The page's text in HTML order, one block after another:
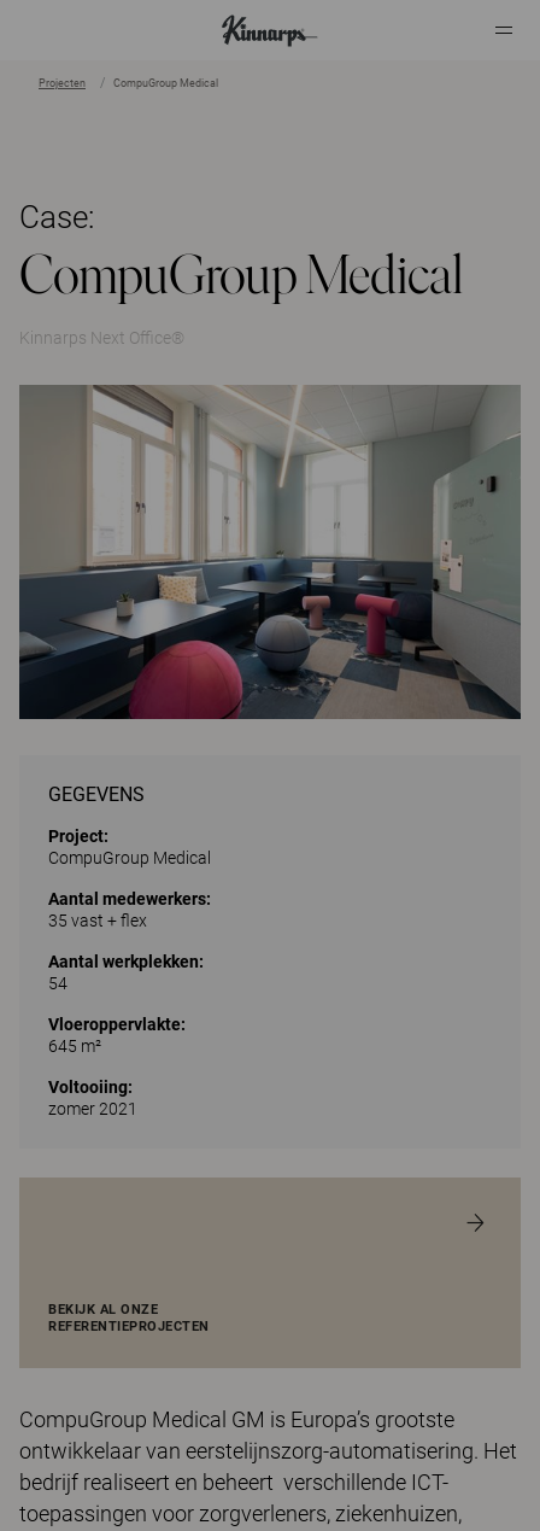
Projecten CompuGroup Medical
Case:
CompuGroup Medical
Kinnarps Next Office®
GEGEVENS
Project:
CompuGroup Medical
Aantal medewerkers:
35 vast + flex
Aantal werkplekken:
54
Vloeroppervlakte:
645 m²
Voltooiing:
zomer 2021
BEKIJK AL ONZE
REFERENTIEPROJECTEN
CompuGroup Medical GM is Europa’s grootste
ontwikkelaar van eerstelijnszorg-automatisering. Het
bedrijf realiseert en beheert verschillende ICT-
toepassingen voor zorgverleners, ziekenhuizen,